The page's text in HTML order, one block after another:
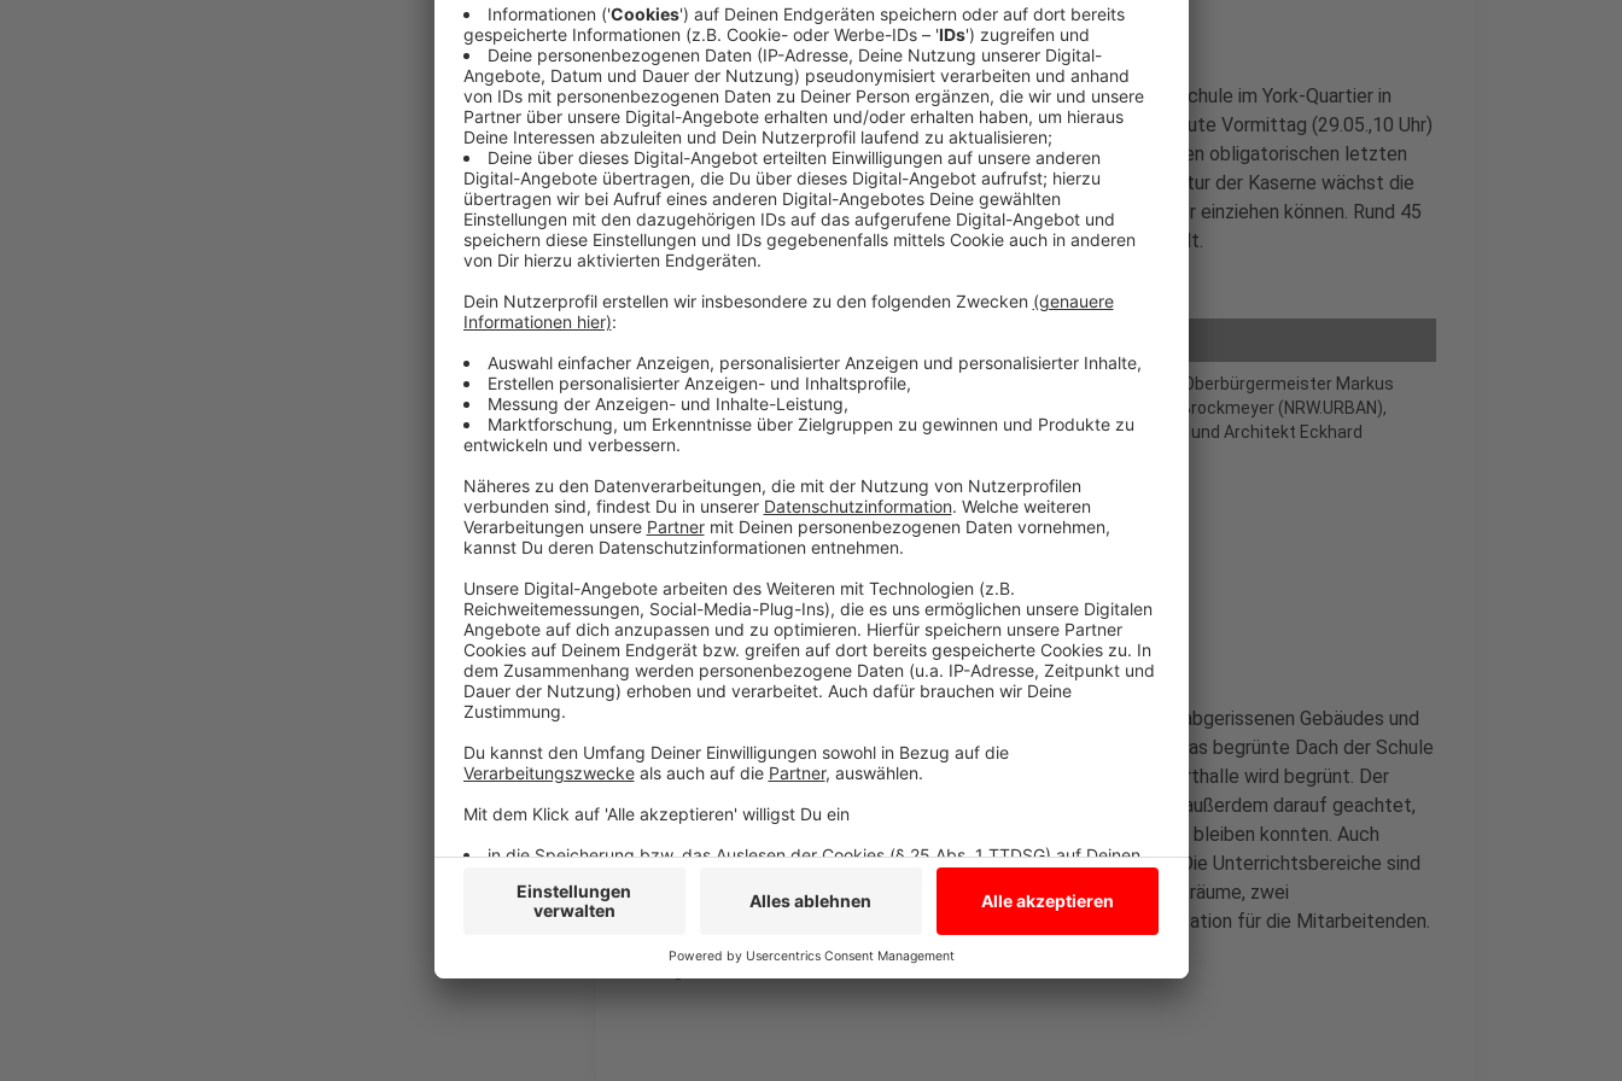
Anzeige
Im März 2023 erfolgte der erste Spatenstich für die neue Grundschule im York-Quartier in
Gremmendorf, am 15. August wurde der Grundstein gelegt und heute Vormittag (29.05.,10 Uhr)
wurde Richtfest gefeiert. Oberbürgermeister Markus Lewe hat den obligatorischen letzten
Nagel einschlagen. Auf dem Gelände der ehemaligen Kommandantur der Kaserne wächst die
vierzügige Grundschule, in einem Jahr sollen die ersten Schulkinder einziehen können. Rund 45
Millionen Euro kostet der Neubau, der als besonders nachhaltig gilt.
Anzeige
Feierten das Richtfest (v.l.): Bezirksbürgermeister Peter Bensmann, Oberbürgermeister Markus
Lewe, Melle Ludwig (Beauftragte für die Gründung der Schule), Henk Brockmeyer (NRW.URBAN),
Michael de Grancy (Projektleiter im Amt für Immobilienmanagement) und Architekt Eckhard
Scholz.
Anzeige
Moderne Schule aus alten Klinkern unter alten Bäumen
Anzeige
Die gesamte Klinkerfassade besteht zum einen aus Klinkern des abgerissenen Gebäudes und
zum anderen aus bereits genutzten Klinkern aus der Region. Auf das begrünte Dach der Schule
kommt eine Photovoltaikanlage, auch das Dach der Zweifachsporthalle wird begrünt. Der
zuständige Landesbetrieb NRW.Urban und die Architekten haben außerdem darauf geachtet,
dass die alten Bäume rund um den Neubau soweit es geht stehen bleiben konnten. Auch
pädagogisch bietet die neue Schule Raum für modernes Lernen: Die Unterrichtsbereiche sind
in vier Cluster strukturiert. Jedes Cluster umfasst vier Unterrichtsräume, zwei
Betreuungsräume, einen Differenzierungsraum sowie eine Teamstation für die Mitarbeitenden.